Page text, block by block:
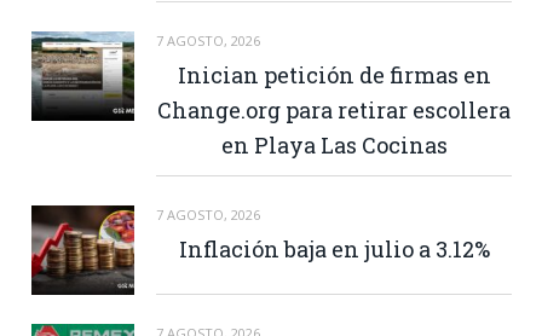
7 AGOSTO, 2026
Inician petición de firmas en
Change.org para retirar escollera
en Playa Las Cocinas
7 AGOSTO, 2026
Inflación baja en julio a 3.12%